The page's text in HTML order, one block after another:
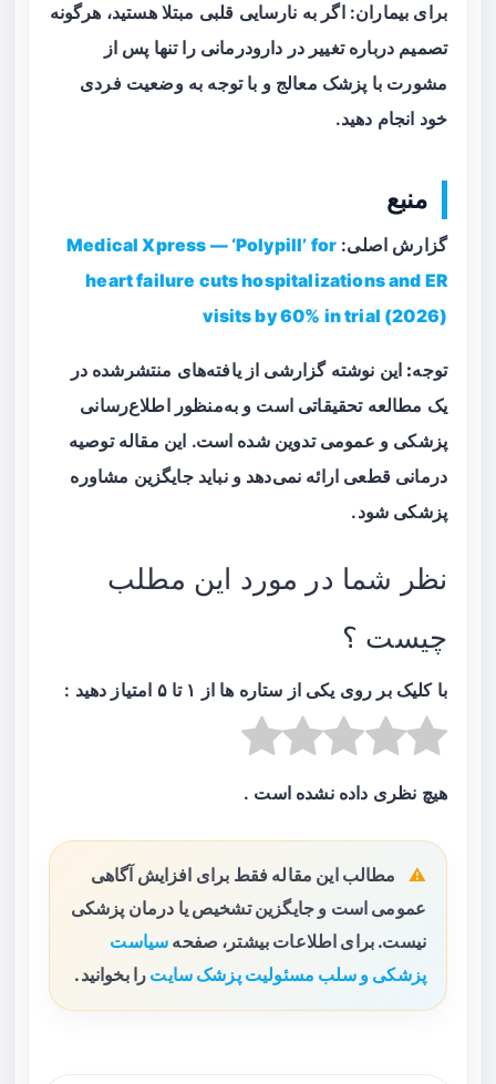
برای بیماران: اگر به نارسایی قلبی مبتلا هستید، هرگونه
تصمیم درباره تغییر در دارودرمانی را تنها پس از
مشورت با پزشک معالج و با توجه به وضعیت فردی
خود انجام دهید.
منبع
گزارش اصلی: Medical Xpress — ‘Polypill’ for
heart failure cuts hospitalizations and ER
visits by 60% in trial (2026)
توجه: این نوشته گزارشی از یافته‌های منتشرشده در
یک مطالعه تحقیقاتی است و به‌منظور اطلاع‌رسانی
پزشکی و عمومی تدوین شده است. این مقاله توصیه
درمانی قطعی ارائه نمی‌دهد و نباید جایگزین مشاوره
پزشکی شود.
نظر شما در مورد این مطلب
چیست ؟
با کلیک بر روی یکی از ستاره ها از ۱ تا ۵ امتیاز دهید :
هیچ نظری داده نشده است .
مطالب این مقاله فقط برای افزایش آگاهی
عمومی است و جایگزین تشخیص یا درمان پزشکی
نیست. برای اطلاعات بیشتر، صفحه سیاست
پزشکی و سلب مسئولیت پزشک سایت را بخوانید.